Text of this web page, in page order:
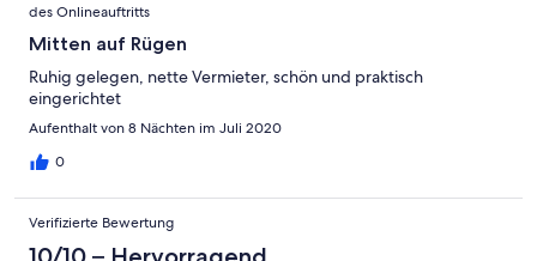
des Onlineauftritts
Mitten auf Rügen
Ruhig gelegen, nette Vermieter, schön und praktisch
eingerichtet
Aufenthalt von 8 Nächten im Juli 2020
0
Verifizierte Bewertung